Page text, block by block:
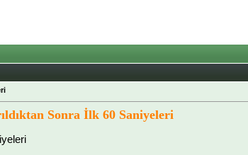
Sonra İlk 60 Saniyeleri